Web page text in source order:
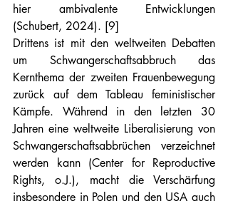
hier ambivalente Entwicklungen
(Schubert, 2024). [9]
Drittens ist mit den weltweiten Debatten
um Schwangerschaftsabbruch das
Kernthema der zweiten Frauenbewegung
zurück auf dem Tableau feministischer
Kämpfe. Während in den letzten 30
Jahren eine weltweite Liberalisierung von
Schwangerschaftsabbrüchen verzeichnet
werden kann (Center for Reproductive
Rights, o.J.), macht die Verschärfung
insbesondere in Polen und den USA auch